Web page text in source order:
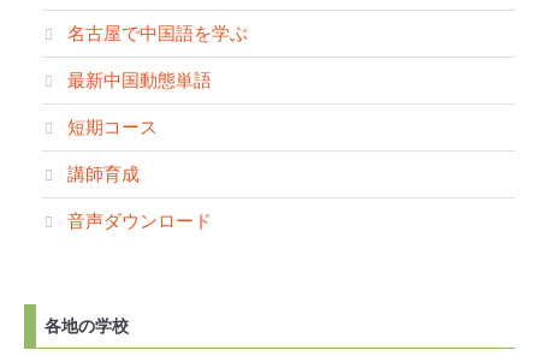
名古屋で中国語を学ぶ
最新中国動態単語
短期コース
講師育成
音声ダウンロード
各地の学校